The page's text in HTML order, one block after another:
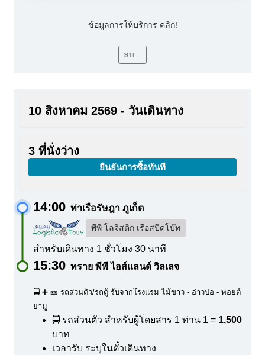
ข้อมูลการให้บริการ คลิก!
ลบ...
10 สิงหาคม 2569 - วันเดินทาง
3 ที่นั่งว่าง
ยืนยันการซื้อทันที
14:00 ท่าเรือรัษฎา ภูเก็ต
พีพี โลจิสติก เรือสปีดโบ๊ท
สำหรับเดินทาง 1 ชั่วโมง 30 นาที
15:30 ทราย พีพี ไอส์แลนด์ วิลเลจ
🚍 ➕ 🎫 รถส่วนตัว/รถตู้ รับจากโรงแรม ไม้ขาว - อ่าวปอ - พอยต์
ยามู
🚍 รถส่วนตัว สำหรับผู้โดยสาร 1 ท่าน 1 = 1,500
บาท
เวลารับ ระบุในตั๋วเดินทาง